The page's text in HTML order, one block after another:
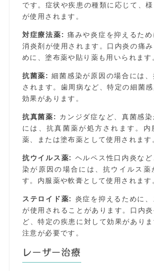
です。症状や疾患の種類に応じて、
が使用されます。
対症療法薬: 痛みや炎症を抑えるた
消炎剤が使用されます。口内炎の痛
めに、塗布薬や貼り薬も用いられます
抗菌薬: 細菌感染が原因の場合には
されます。歯周病など、特定の細菌
効果があります。
抗真菌薬: カンジダ症など、真菌感
には、抗真菌薬が処方されます。内
薬、または塗布薬として使用されます
抗ウイルス薬: ヘルペス性口内炎な
染が原因の場合には、抗ウイルス薬
す。内服薬や軟膏として使用されます
ステロイド薬: 炎症を抑えるために
が使用されることがあります。口内
ど、特定の疾患に対して効果があり
注意が必要です。
レーザー治療